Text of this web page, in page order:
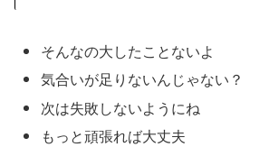
そんなの大したことないよ
気合いが足りないんじゃない？
次は失敗しないようにね
もっと頑張れば大丈夫